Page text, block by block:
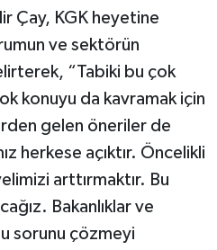
Çay, KGK heyetine
ve sektörün
“Tabiki bu çok
konuyu da kavramak için
gelen öneriler de
herkese açıktır. Öncelikli
arttırmaktır. Bu
Bakanlıklar ve
sorunu çözmeyi